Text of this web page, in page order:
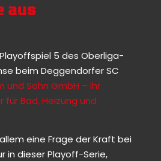
aus
5 des Oberliga-
beim Deggendorfer SC
und Sohn GmbH – ihr
für Bad, Heizung und
eine Frage der Kraft bei
in dieser Playoff-Serie,